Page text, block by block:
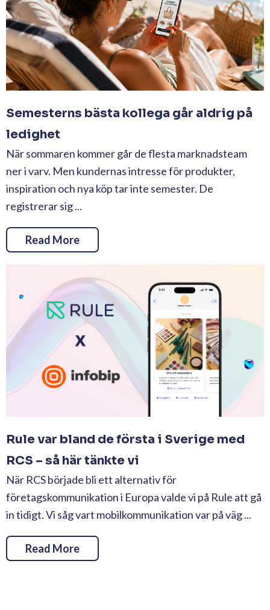
Semesterns bästa kollega går aldrig på
ledighet
När sommaren kommer går de flesta marknadsteam
ner i varv. Men kundernas intresse för produkter,
inspiration och nya köp tar inte semester. De
registrerar sig ...
Read More
Rule var bland de första i Sverige med
RCS – så här tänkte vi
När RCS började bli ett alternativ för
företagskommunikation i Europa valde vi på Rule att gå
in tidigt. Vi såg vart mobilkommunikation var på väg ...
Read More